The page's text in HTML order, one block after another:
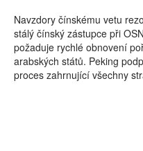
Navzdory čínskému vetu
stálý čínský zástupce při
požaduje rychlé obnovení
arabských států. Peking
proces zahrnující všechny